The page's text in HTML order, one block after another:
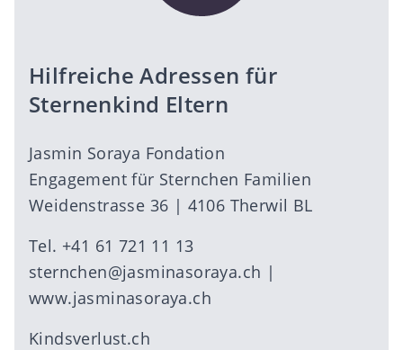
Hilfreiche Adressen für
Sternenkind Eltern
Jasmin Soraya Fondation
Engagement für Sternchen Familien
Weidenstrasse 36 | 4106 Therwil BL
Tel. +41 61 721 11 13
sternchen@jasminasoraya.ch |
www.jasminasoraya.ch
Kindsverlust.ch